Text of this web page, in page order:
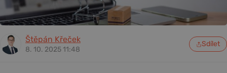
Štěpán Křeček
8. 10. 2025 11:48
Sdílet